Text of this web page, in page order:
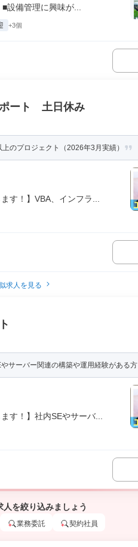
設備管理に興味が...
+3個
ポート 土日休み
のプロジェクト（2026年3月実績）
す！】VBA、インフラ...
求人を見る
サーバー関連の構築や運用経験がある方
す！】社内SEやサーバ...
人を絞り込みましょう
業務委託 契約社員